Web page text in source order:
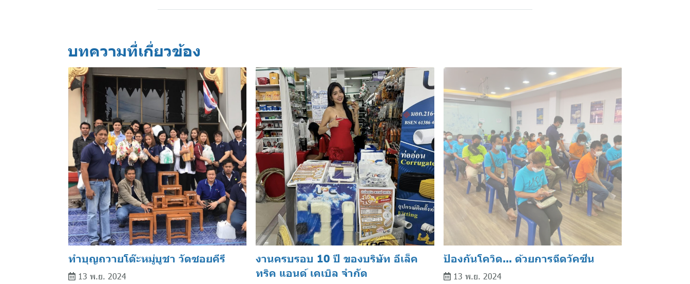
บทความที่เกี่ยวข้อง
ทำบุญถวายโต๊ะหมู่บูชา วัดซอยคีรี
13 พ.ย. 2024
งานครบรอบ 10 ปี ของบริษัท อีเล็ค
ทริค แอนด์ เคเบิล จํากัด
ป้องกันโควิด... ด้วยการฉีดวัคซีน
13 พ.ย. 2024